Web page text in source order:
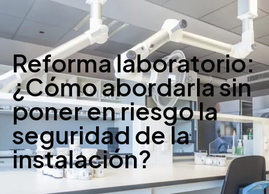
Reforma laboratorio:
¿Cómo abordarla sin
poner en riesgo la
seguridad de la
instalación?